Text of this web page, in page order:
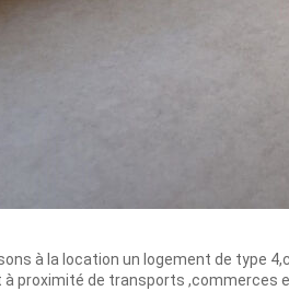
à la location un logement de type
proximité de transports ,commerces